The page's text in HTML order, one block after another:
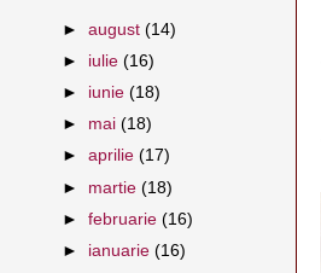
►august(14)
► iulie(16)
► iunie(18)
► mai(18)
►aprilie(17)
► martie(18)
►februarie(16)
► ianuarie(16)